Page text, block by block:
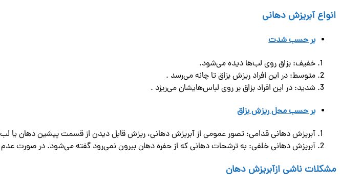
انواع آبریزش دهانی
بر حسب شدت
خفیف: بزاق روی لب‌ها دیده می‌شود.
متوسط: در این افراد ریزش بزاق تا چانه می‌رسد .
شدید: در این افراد بزاق بر روی لباس‌هایشان می‌ریزد .
بر حسب محل ریزش بزاق
آبریزش دهانی قدامی: تصور عمومی از آبریزش دهانی، ریزش قابل دیدن از قسمت پیشین دهان یا
آبریزش دهانی خلفی: به ترشحات دهانی كه از حفره دهان بیرون نمی‌رود گفته می‌شود. در صورت
مشكلات ناشی ازآبریزش دهان